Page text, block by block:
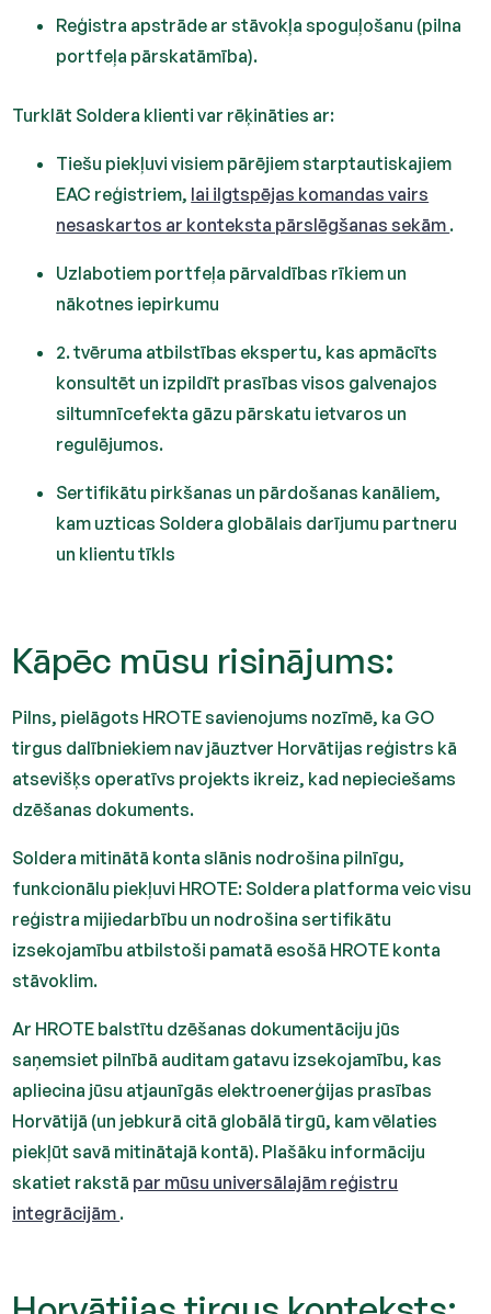
Reģistra apstrāde ar stāvokļa spoguļošanu (pilna
portfeļa pārskatāmība).
Turklāt Soldera klienti var rēķināties ar:
Tiešu piekļuvi visiem pārējiem starptautiskajiem
EAC reģistriem, lai ilgtspējas komandas vairs
nesaskartos ar konteksta pārslēgšanas sekām .
Uzlabotiem portfeļa pārvaldības rīkiem un
nākotnes iepirkumu
2. tvēruma atbilstības ekspertu, kas apmācīts
konsultēt un izpildīt prasības visos galvenajos
siltumnīcefekta gāzu pārskatu ietvaros un
regulējumos.
Sertifikātu pirkšanas un pārdošanas kanāliem,
kam uzticas Soldera globālais darījumu partneru
un klientu tīkls
Kāpēc mūsu risinājums:
Pilns, pielāgots HROTE savienojums nozīmē, ka GO
tirgus dalībniekiem nav jāuztver Horvātijas reģistrs kā
atsevišķs operatīvs projekts ikreiz, kad nepieciešams
dzēšanas dokuments.
Soldera mitinātā konta slānis nodrošina pilnīgu,
funkcionālu piekļuvi HROTE: Soldera platforma veic visu
reģistra mijiedarbību un nodrošina sertifikātu
izsekojamību atbilstoši pamatā esošā HROTE konta
stāvoklim.
Ar HROTE balstītu dzēšanas dokumentāciju jūs
saņemsiet pilnībā auditam gatavu izsekojamību, kas
apliecina jūsu atjaunīgās elektroenerģijas prasības
Horvātijā (un jebkurā citā globālā tirgū, kam vēlaties
piekļūt savā mitinātajā kontā). Plašāku informāciju
skatiet rakstā par mūsu universālajām reģistru
integrācijām .